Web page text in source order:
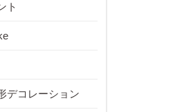
ト
デコレーション